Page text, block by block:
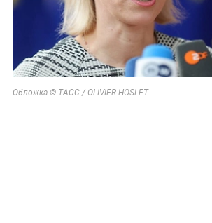
Обложка © ТАСС / OLIVIER HOSLET